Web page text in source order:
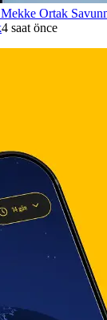
Ortak
4 saat önce